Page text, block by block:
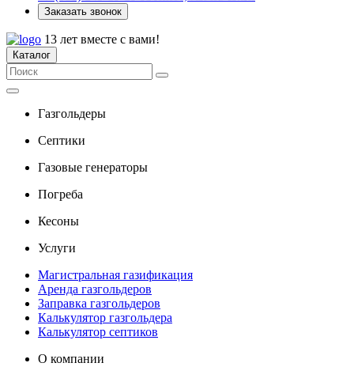
Заказать звонок
13 лет вместе с вами!
Каталог
Газгольдеры
Септики
Газовые генераторы
Погреба
Кесоны
Услуги
Магистральная газификация
Аренда газгольдеров
Заправка газгольдеров
Калькулятор газгольдера
Калькулятор септиков
О компании